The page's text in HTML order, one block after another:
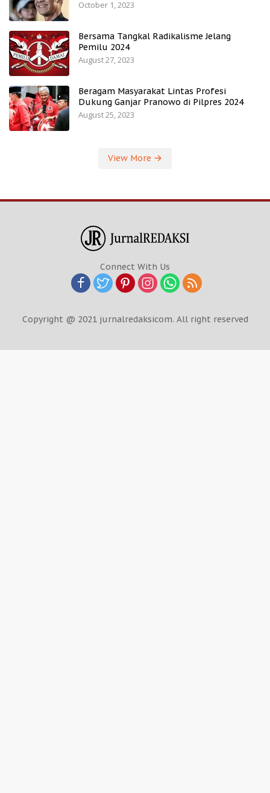
October 1, 2023
Bersama Tangkal Radikalisme Jelang
Pemilu 2024
August 27, 2023
Beragam Masyarakat Lintas Profesi
Dukung Ganjar Pranowo di Pilpres 2024
August 25, 2023
View More
Connect With Us
Copyright @ 2021 jurnalredaksicom. All right reserved